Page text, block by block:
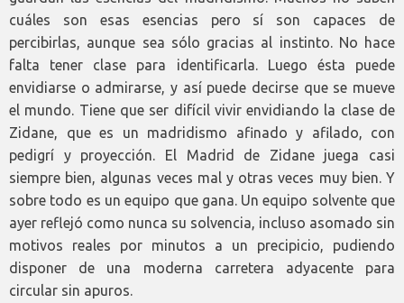
cuáles son esas esencias pero sí son capaces de
percibirlas, aunque sea sólo gracias al instinto. No hace
falta tener clase para identificarla. Luego ésta puede
envidiarse o admirarse, y así puede decirse que se mueve
el mundo. Tiene que ser difícil vivir envidiando la clase de
Zidane, que es un madridismo afinado y afilado, con
pedigrí y proyección. El Madrid de Zidane juega casi
siempre bien, algunas veces mal y otras veces muy bien. Y
sobre todo es un equipo que gana. Un equipo solvente que
ayer reflejó como nunca su solvencia, incluso asomado sin
motivos reales por minutos a un precipicio, pudiendo
disponer de una moderna carretera adyacente para
circular sin apuros.